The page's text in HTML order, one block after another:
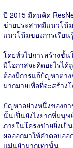
ปี 2015 มีคนคิด
ข่ายประสาทมีแนวโน้
แนวโน้มของการเรียน
โดยทั่วไปการสร้างชั้
มีโอกาสจะคิดอะไรได้
ต้องมีการแก้ปัญหาต่า
มากมายเพื่อที่จะสร้าง
ปัญหาอย่างหนึ่งของกา
นั้นเป็นยังไงยากที่มนุษ
ภายในโครงข่ายยิ่งเป็
ผลออกมาให้คำตอบอ
แม่นยำมากเท่านั้น